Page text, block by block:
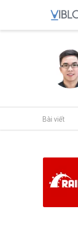
Bài viết